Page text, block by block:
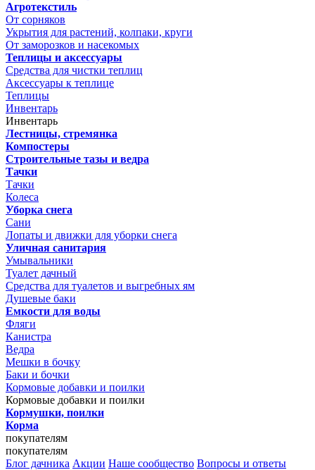
Агротекстиль
От сорняков
Укрытия для растений, колпаки, круги
От заморозков и насекомых
Теплицы и аксессуары
Средства для чистки теплиц
Аксессуары к теплице
Теплицы
Инвентарь
Инвентарь
Лестницы, стремянка
Компостеры
Строительные тазы и ведра
Тачки
Тачки
Колеса
Уборка снега
Сани
Лопаты и движки для уборки снега
Уличная санитария
Умывальники
Туалет дачный
Средства для туалетов и выгребных ям
Душевые баки
Емкости для воды
Фляги
Канистра
Ведра
Мешки в бочку
Баки и бочки
Кормовые добавки и поилки
Кормовые добавки и поилки
Кормушки, поилки
Корма
покупателям
покупателям
Блог дачника Акции Наше сообщество Вопросы и ответы